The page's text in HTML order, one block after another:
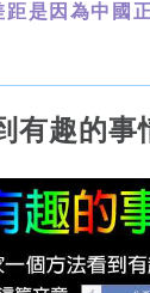
是因為中國
有趣的事